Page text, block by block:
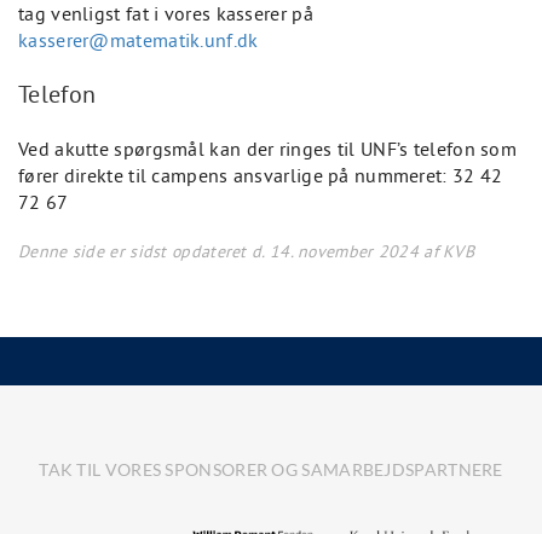
tag venligst fat i vores kasserer på
kasserer@matematik.unf.dk
Telefon
Ved akutte spørgsmål kan der ringes til UNF’s telefon som
fører direkte til campens ansvarlige på nummeret: 32 42
72 67
Denne side er sidst opdateret d. 14. november 2024 af KVB
TAK TIL VORES SPONSORER OG SAMARBEJDSPARTNERE